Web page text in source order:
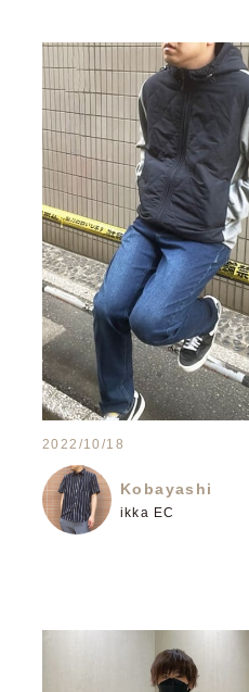
2022/10/18
Kobayashi
ikka EC